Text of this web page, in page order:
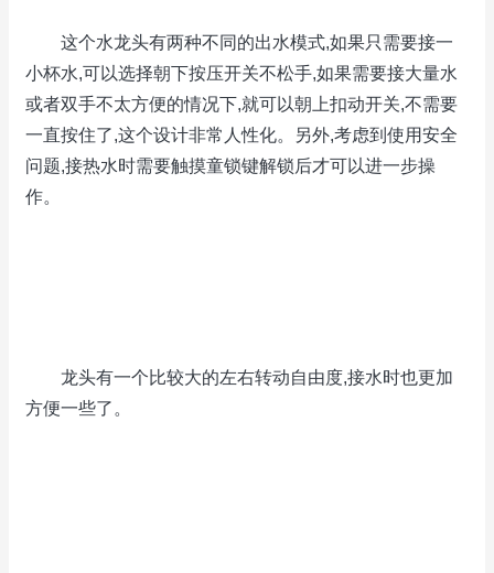
这个水龙头有两种不同的出水模式,如果只需要接一
小杯水,可以选择朝下按压开关不松手,如果需要接大量水
或者双手不太方便的情况下,就可以朝上扣动开关,不需要
一直按住了,这个设计非常人性化。另外,考虑到使用安全
问题,接热水时需要触摸童锁键解锁后才可以进一步操
作。
龙头有一个比较大的左右转动自由度,接水时也更加
方便一些了。